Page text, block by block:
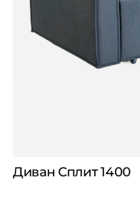
Диван Сплит 1400